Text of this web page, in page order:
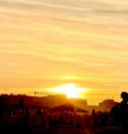
Précédent